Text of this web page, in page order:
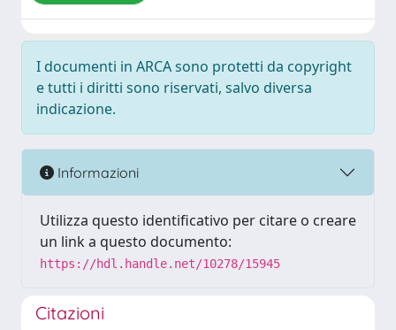
I documenti in ARCA sono protetti da copyright
e tutti i diritti sono riservati, salvo diversa
indicazione.
Informazioni
Utilizza questo identificativo per citare o creare
un link a questo documento:
https://hdl.handle.net/10278/15945
Citazioni